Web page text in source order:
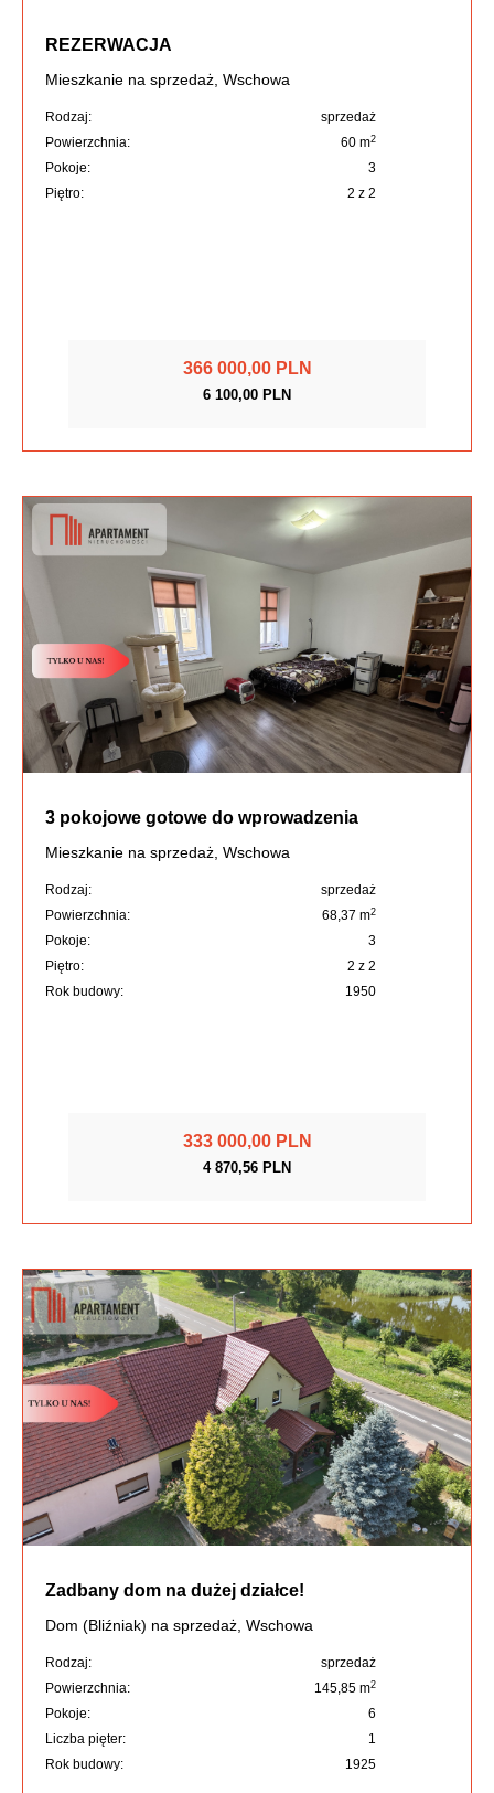
REZERWACJA
Mieszkanie na sprzedaż, Wschowa
Rodzaj:
sprzedaż
Powierzchnia:
60 m2
Pokoje:
3
Piętro:
2 z 2
366 000,00 PLN
6 100,00 PLN
3 pokojowe gotowe do wprowadzenia
Mieszkanie na sprzedaż, Wschowa
Rodzaj:
sprzedaż
Powierzchnia:
68,37 m2
Pokoje:
3
Piętro:
2 z 2
Rok budowy:
1950
333 000,00 PLN
4 870,56 PLN
Zadbany dom na dużej działce!
Dom (Bliźniak) na sprzedaż, Wschowa
Rodzaj:
sprzedaż
Powierzchnia:
145,85 m2
Pokoje:
6
Liczba pięter:
1
Rok budowy:
1925